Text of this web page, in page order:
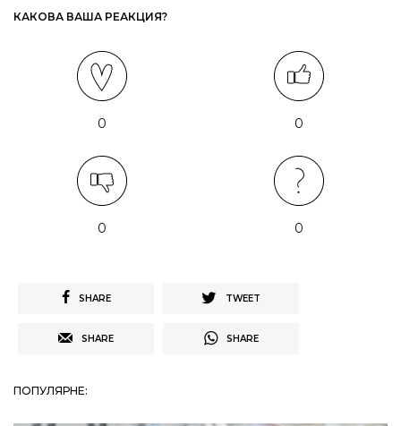
КАКОВА ВАША РЕАКЦИЯ?
0 0
0 0
SHARE TWEET
SHARE SHARE
ПОПУЛЯРНЕ: